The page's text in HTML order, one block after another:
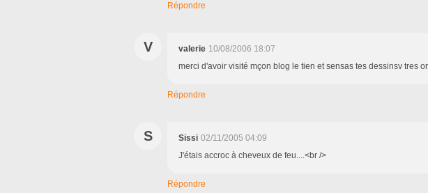
Répondre
V valerie 10/08/2006 18:07
merci d'avoir visité mçon blog le tien et sensas tes dessinsv tres
Répondre
S Sissi 02/11/2005 04:09
J'étais accroc à cheveux de feu....<br />
Répondre